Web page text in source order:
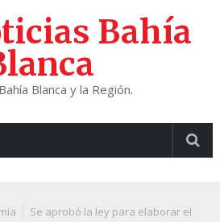
Bahía
Blanca y la Región.
Se aprobó la ley para elaborar el